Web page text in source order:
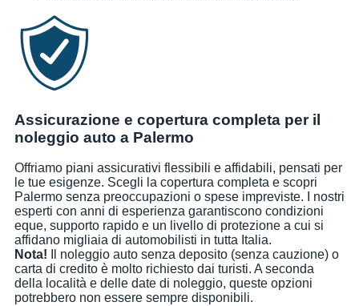
Assicurazione e copertura completa per il
noleggio auto a Palermo
Offriamo piani assicurativi flessibili e affidabili, pensati per
le tue esigenze. Scegli la copertura completa e scopri
Palermo senza preoccupazioni o spese impreviste. I nostri
esperti con anni di esperienza garantiscono condizioni
eque, supporto rapido e un livello di protezione a cui si
affidano migliaia di automobilisti in tutta Italia.
Nota! Il noleggio auto senza deposito (senza cauzione) o
carta di credito è molto richiesto dai turisti. A seconda
della località e delle date di noleggio, queste opzioni
potrebbero non essere sempre disponibili.